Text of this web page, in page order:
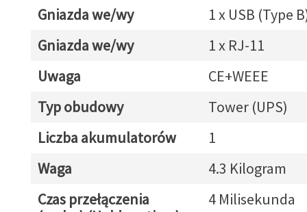
Gniazda we/wy
1 x USB (Type
Gniazda we/wy
1 x RJ-11
Uwaga
CE+WEEE
Typ obudowy
Tower (UPS)
Liczba akumulatorów
1
Waga
4.3 Kilogram
Czas przełączenia
4 Milisekunda